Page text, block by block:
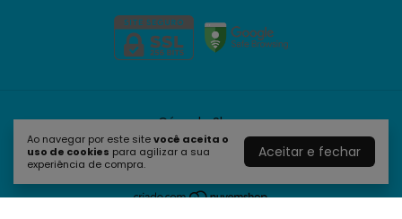
Ao navegar por este sitevocê aceita o
uso de cookies para agilizar a sua
experiência de compra.
Aceitar e fechar
Cápsula Shop
©2026. Cápsula Shop - 61635109000190. Todos os direitos
reservados.